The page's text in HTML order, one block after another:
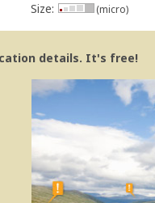
Size: (micro)
details. It's free!